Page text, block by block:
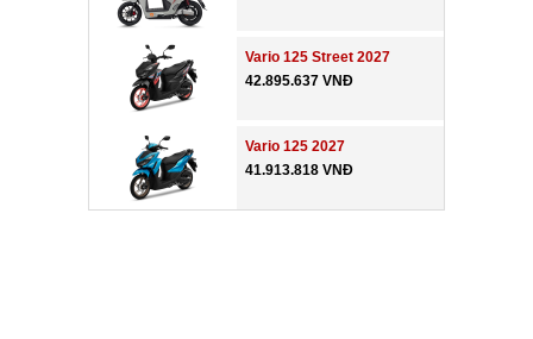
Vario 125 Street 2027
42.895.637 VNĐ
Vario 125 2027
41.913.818 VNĐ